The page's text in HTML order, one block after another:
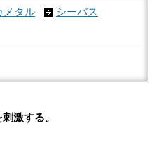
メタル
シーバス
激する。